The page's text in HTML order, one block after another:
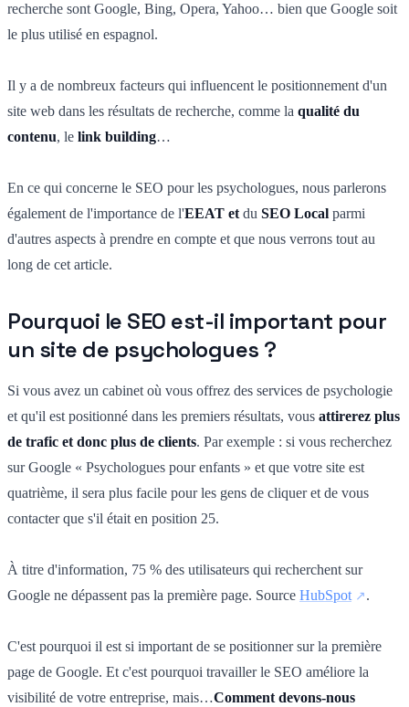
recherche sont Google, Bing, Opera, Yahoo… bien que Google soit
le plus utilisé en espagnol.
Il y a de nombreux facteurs qui influencent le positionnement d'un
site web dans les résultats de recherche, comme la qualité du
contenu, le link building…
En ce qui concerne le SEO pour les psychologues, nous parlerons
également de l'importance de l'EEAT et du SEO Local parmi
d'autres aspects à prendre en compte et que nous verrons tout au
long de cet article.
Pourquoi le SEO est-il important pour
un site de psychologues ?
Si vous avez un cabinet où vous offrez des services de psychologie
et qu'il est positionné dans les premiers résultats, vous attirerez plus
de trafic et donc plus de clients. Par exemple : si vous recherchez
sur Google « Psychologues pour enfants » et que votre site est
quatrième, il sera plus facile pour les gens de cliquer et de vous
contacter que s'il était en position 25.
À titre d'information, 75 % des utilisateurs qui recherchent sur
Google ne dépassent pas la première page. Source HubSpot .
C'est pourquoi il est si important de se positionner sur la première
page de Google. Et c'est pourquoi travailler le SEO améliore la
visibilité de votre entreprise, mais…Comment devons-nous